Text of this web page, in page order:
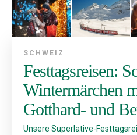
SCHWEIZ
Festtagsreisen:
Wintermärchen
Gotthard- und
Unsere Superlative-